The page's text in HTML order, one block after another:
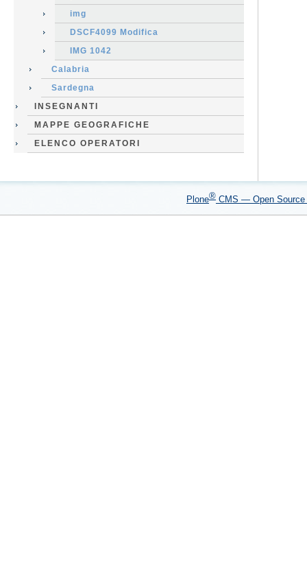
img
DSCF4099 Modifica
IMG 1042
Calabria
Sardegna
INSEGNANTI
MAPPE GEOGRAFICHE
ELENCO OPERATORI
Plone® CMS — Open Source